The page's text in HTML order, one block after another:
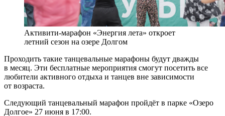
Активити-марафон «Энергия лета» откроет
летний сезон на озере Долгом
Проходить такие танцевальные марафоны будут дважды
в месяц. Эти бесплатные мероприятия смогут посетить все
любители активного отдыха и танцев вне зависимости
от возраста.
Следующий танцевальный марафон пройдёт в парке «Озеро
Долгое» 27 июня в 17:00.